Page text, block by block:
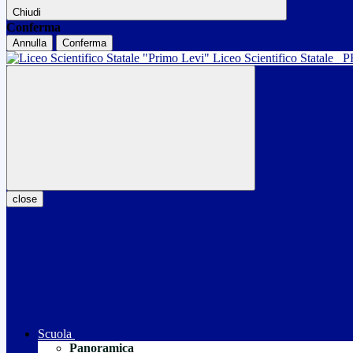
Chiudi
Conferma
Annulla Conferma
Liceo Scientifico Statale
close
Scuola
Panoramica